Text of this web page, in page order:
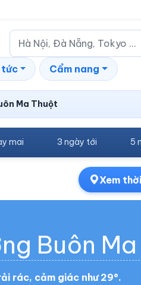
tức Cẩm nang
Ma Thuột
mai 3 ngày tới 5
Xem
Buôn
rác, cảm giác như 29°.